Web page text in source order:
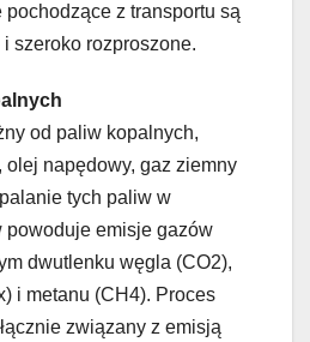
z transportu są
szeroko rozproszone.
od paliw kopalnych,
olej napędowy, gaz ziemny
tych paliw w
emisje gazów
dwutlenku węgla (CO2),
i metanu (CH4). Proces
związany z emisją